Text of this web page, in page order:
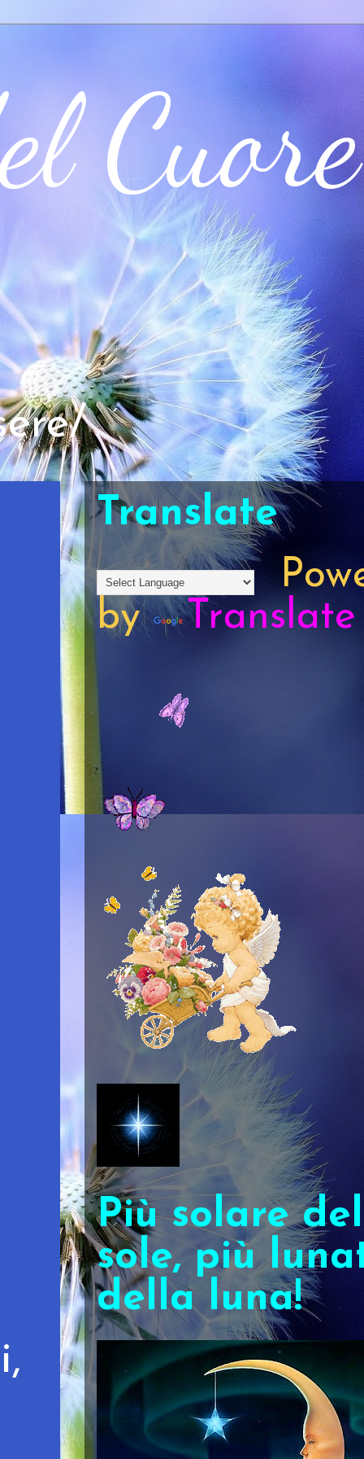
Cuore
Translate
by
Translate
Più solare del
sole, più
della luna!